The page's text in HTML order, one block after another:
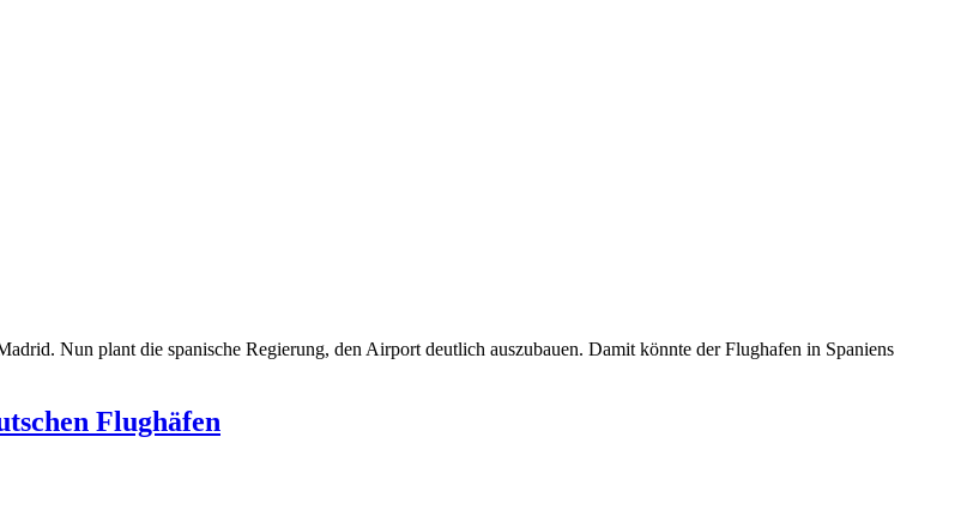
Nun plant die spanische Regierung, den Airport deutlich auszubauen. Damit könnte der Flughafen in Spaniens
Flughäfen